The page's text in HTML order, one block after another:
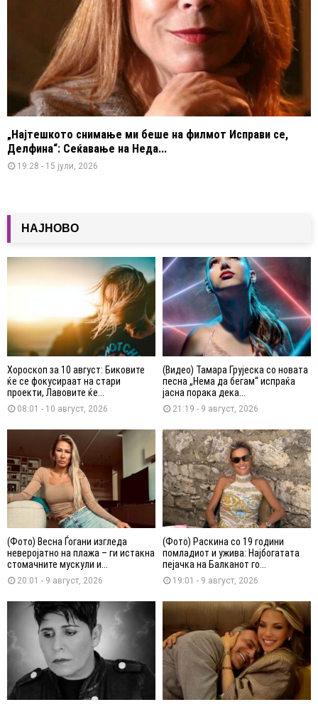
„Најтешкото снимање ми беше на филмот Исправи се,
Делфина“: Сеќавање на Неда...
19:28 - 15 јули, 2026
НАЈНОВО
Хороскоп за 10 август: Биковите
ќе се фокусираат на стари
проекти, Лавовите ќе...
08:01 - 10 август, 2026
(Видео) Тамара Грујеска со новата
песна „Нема да бегам“ испраќа
јасна порака дека...
21:19 - 9 август, 2026
(Фото) Весна Ѓогани изгледа
неверојатно на плажа – ги истакна
стомачните мускули и...
20:01 - 9 август, 2026
(Фото) Раскина со 19 години
помладиот и ужива: Најбогатата
пејачка на Балканот го...
19:01 - 9 август, 2026